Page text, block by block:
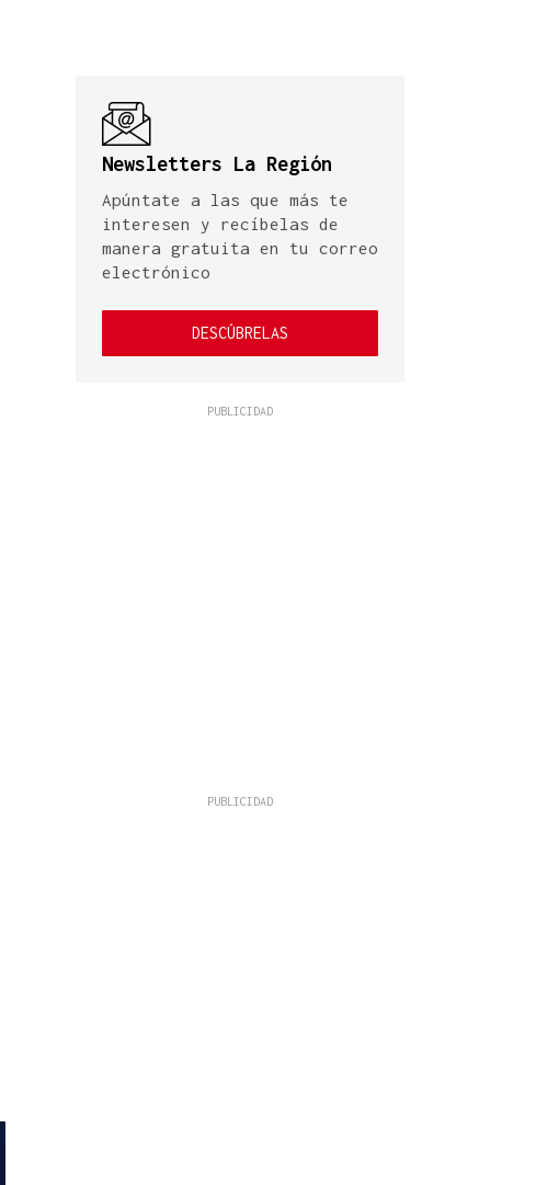
Newsletters La Región
Apúntate a las que más te
interesen y recíbelas de
manera gratuita en tu correo
electrónico
DESCÚBRELAS